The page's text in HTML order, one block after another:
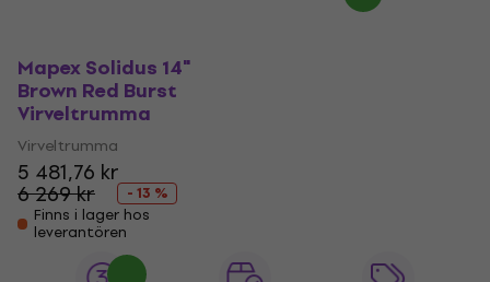
Mapex Solidus 14"
Brown Red Burst
Virveltrumma
Virveltrumma
5 481,76 kr
6 269 kr
- 13 %
Finns i lager hos
leverantören